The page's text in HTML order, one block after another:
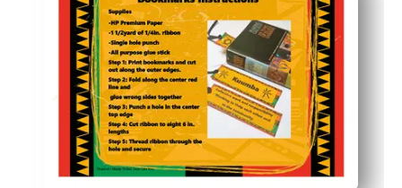
Apoya los hábitos de lectura al darles a los niños un
Perfecto para el hogar, el aula o la biblioteca: úsalo